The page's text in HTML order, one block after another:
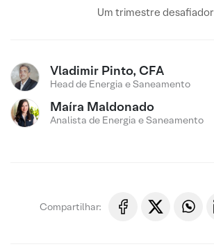
Um trimestre desafiador
Vladimir Pinto, CFA
Head de Energia e Saneamento
Maíra Maldonado
Analista de Energia e Saneamento
Compartilhar: